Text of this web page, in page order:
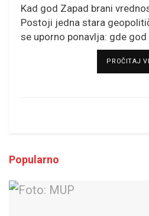
Kad god Zapad brani
Postoji jedna stara
se uporno ponavlja: gde god
PROČITAJ
Popularno